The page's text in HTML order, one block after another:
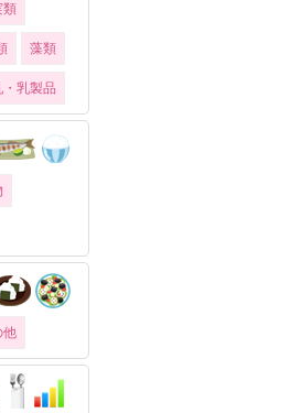
類
藻類
・乳製品
他